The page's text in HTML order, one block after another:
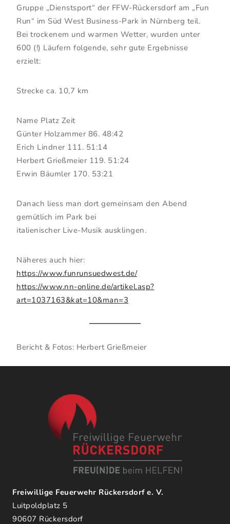
Gruppe „Dienstsport“ der FFW-Rückersdorf am „Fun
Run“ im Süd West Business-Park in Nürnberg teil.
Bei trockenem und warmen Wetter, wurden unter
600 (!) Läufern folgende, sehr gute Ergebnisse
erzielt:
Strecke ca. 10,7 km
Name Platz Zeit
Günter Holzammer 86. 48:42
Erich Lindner 111. 51:14
Herbert Grießmeier 119. 51:24
Erwin Bäumler 170. 53:21
Danach liess man dort gemeinsam den Abend
gemütlich im Park bei
italienischer Live-Musik ausklingen.
Näheres auch hier:
https://www.funrunsuedwest.de/
https://www.nn-online.de/artikel.asp?
art=1037163&kat=10&man=3
Bericht & Fotos: Herbert Grießmeier
Freiwillige Feuerwehr Rückersdorf e. V.
Luitpoldplatz 5
90607 Rückersdorf